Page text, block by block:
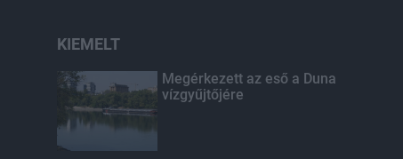
KIEMELT
Megérkezett az eső a Duna
vízgyűjtőjére